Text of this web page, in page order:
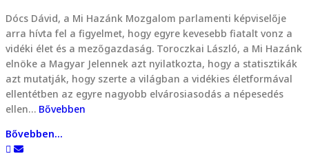
Dócs Dávid, a Mi Hazánk Mozgalom parlamenti képviselője
arra hívta fel a figyelmet, hogy egyre kevesebb fiatalt vonz a
vidéki élet és a mezőgazdaság. Toroczkai László, a Mi Hazánk
elnöke a Magyar Jelennek azt nyilatkozta, hogy a statisztikák
azt mutatják, hogy szerte a világban a vidékies életformával
ellentétben az egyre nagyobb elvárosiasodás a népesedés
ellen… Bővebben
Bővebben...